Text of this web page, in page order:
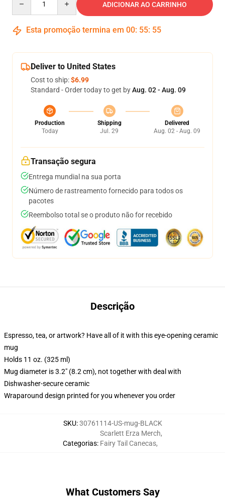
ADICIONAR AO CARRINHO
Esta promoção termina em 00: 55: 54
Deliver to United States
Cost to ship:$6.99
Standard - Order today to get byAug. 02 - Aug. 09
Production
Today
Shipping
Jul. 29
Delivered
Aug. 02 - Aug. 09
Transação segura
Entrega mundial na sua porta
Número de rastreamento fornecido para todos os
pacotes
Reembolso total se o produto não for recebido
Descrição
Espresso, tea, or artwork? Have all of it with this eye-opening ceramic
mug
Holds 11 oz. (325 ml)
Mug diameter is 3.2" (8.2 cm), not together with deal with
Dishwasher-secure ceramic
Wraparound design printed for you whenever you order
SKU:30761114-US-mug-BLACK
Categorias:
Scarlett Erza Merch,
Fairy Tail Canecas,
What Customers Say